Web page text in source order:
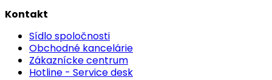
Kontakt
Sídlo spoločnosti
Obchodné kancelárie
Zákaznícke centrum
Hotline - Service desk